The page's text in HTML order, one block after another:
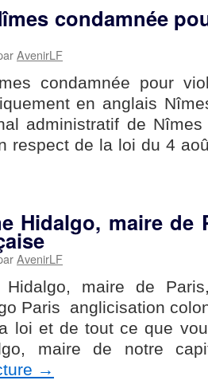
condamnée
AvenirLF
condamnée pour
en anglais
administratif de
respect de la loi du 4
Hidalgo, maire de
AvenirLF
maire de
Paris anglicisation
loi et de tout ce que
maire de notre
→